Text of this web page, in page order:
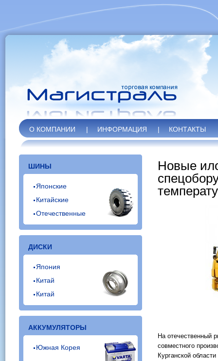
О КОМПАНИИ | ИНФОРМАЦИЯ | КОНТАКТЫ
ШИНЫ
Японские
Китайские
Отечественные
ДИСКИ
Япония
Китай
Китай
АККУМУЛЯТОРЫ
Южная Корея
Новые
На отечественный
совместного
Курганской